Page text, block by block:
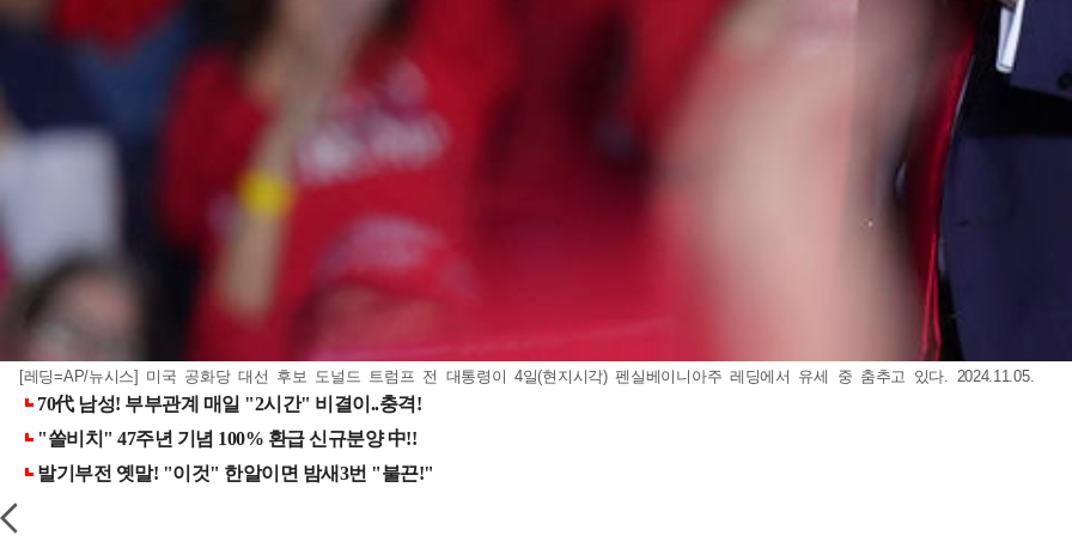
[레딩=AP/뉴시스] 미국 공화당 대선 후보 도널드 트럼프 전 대통령이 4일(현지시각) 펜실베이니아주 레딩에서 유세 중 춤추고 있다. 2024.11.05.